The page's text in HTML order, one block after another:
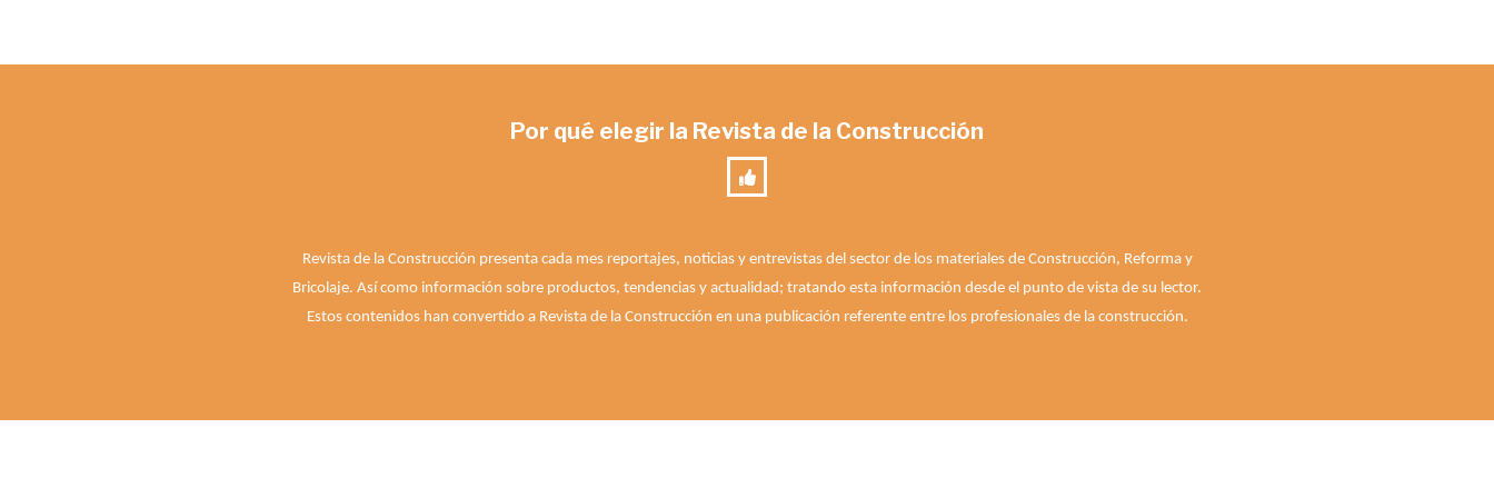
Por qué elegir la Revista de la Construcción
Revista de la Construcción presenta cada mes reportajes, noticias y entrevistas del sector de los materiales de Construcción, Reforma y
Bricolaje. Así como información sobre productos, tendencias y actualidad; tratando esta información desde el punto de vista de su lector.
Estos contenidos han convertido a Revista de la Construcción en una publicación referente entre los profesionales de la construcción.